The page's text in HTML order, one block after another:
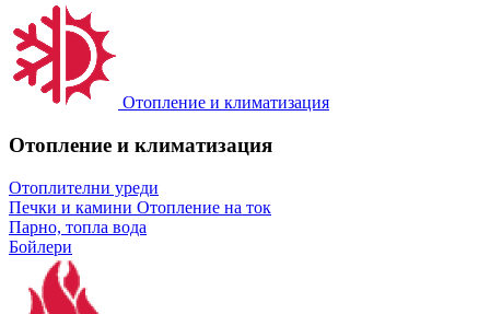
Отопление и климатизация
Отопление и климатизация
Отоплителни уреди
Печки и камини Отопление на ток
Парно, топла вода
Бойлери